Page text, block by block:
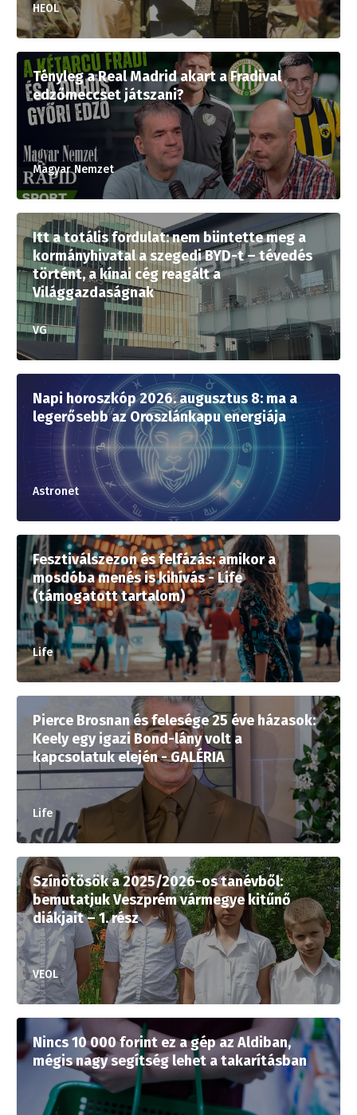
HEOL
Tényleg a Real Madrid akart a Fradival
edzőmeccset játszani?
Magyar Nemzet
Itt a totális fordulat: nem büntette meg a
kormányhivatal a szegedi BYD-t – tévedés
történt, a kínai cég reagált a
Világgazdaságnak
VG
Napi horoszkóp 2026. augusztus 8: ma a
legerősebb az Oroszlánkapu energiája
Astronet
Fesztiválszezon és felfázás: amikor a
mosdóba menés is kihívás - Life
(támogatott tartalom)
Life
Pierce Brosnan és felesége 25 éve házasok:
Keely egy igazi Bond-lány volt a
kapcsolatuk elején - GALÉRIA
Life
Színötösök a 2025/2026-os tanévből:
bemutatjuk Veszprém vármegye kitűnő
diákjait – 1. rész
VEOL
Nincs 10 000 forint ez a gép az Aldiban,
mégis nagy segítség lehet a takarításban